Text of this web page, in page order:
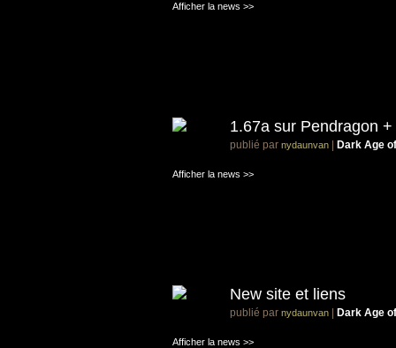
Afficher la news >>
1.67a sur Pendragon
publié par nydaunvan Dark Age
Afficher la news >>
New site et liens
publié par nydaunvan Dark Age
Afficher la news >>